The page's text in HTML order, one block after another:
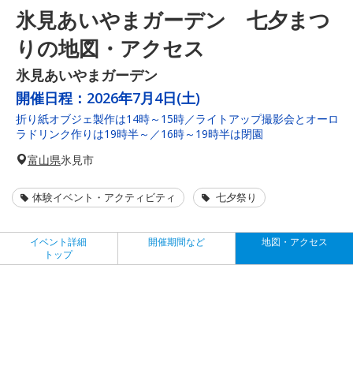
氷見あいやまガーデン 七夕まつ
りの地図・アクセス
氷見あいやまガーデン
開催日程： 2026年7月4日(土)
折り紙オブジェ製作は14時～15時／ライトアップ撮影会とオーロ
ラドリンク作りは19時半～／16時～19時半は閉園
富山県氷見市
体験イベント・アクティビティ 七夕祭り
イベント詳細
トップ
開催期間など 地図・アクセス